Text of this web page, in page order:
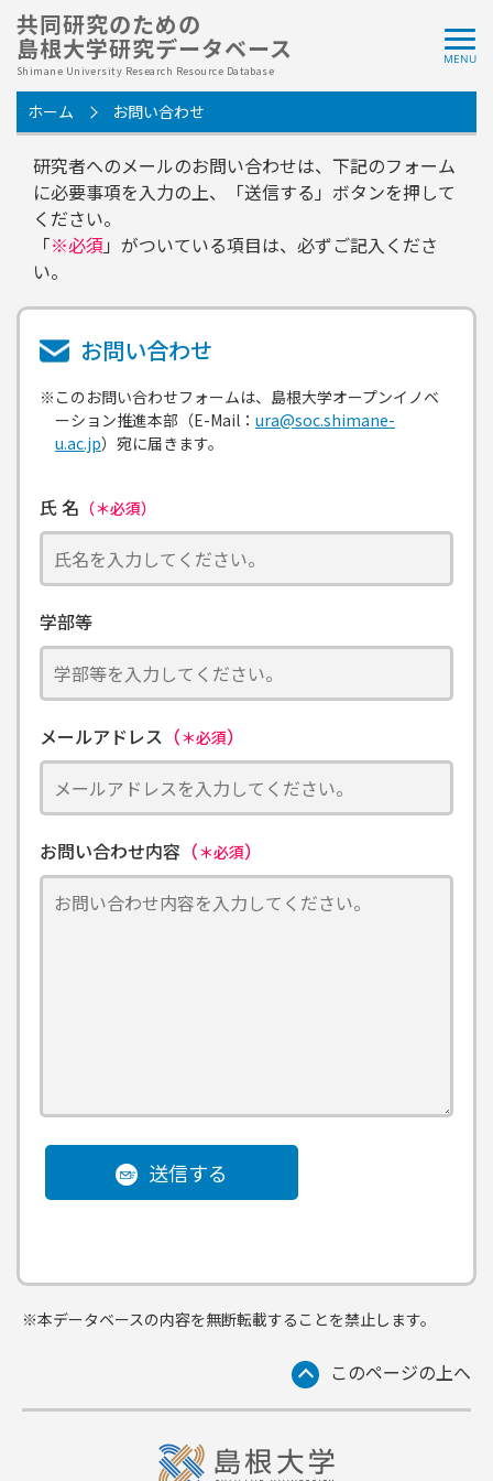
共同研究のための
島根大学研究データベース
Shimane University Research Resource Database
ホーム お問い合わせ
研究者へのメールのお問い合わせは、下記のフォーム
に必要事項を入力の上、「送信する」ボタンを押して
ください。
「※必須 」がついている項目は、必ずご記入くださ
い。
お問い合わせ
※このお問い合わせフォームは、島根大学オープンイノベ
ーション推進本部（E-Mail： ura@soc.shimane-
u.ac.jp）宛に届きます。
氏 名 （＊必須）
学部等
メールアドレス （＊必須）
お問い合わせ内容 （＊必須）
送信する
※本データベースの内容を無断転載することを禁止します。
このページの上へ